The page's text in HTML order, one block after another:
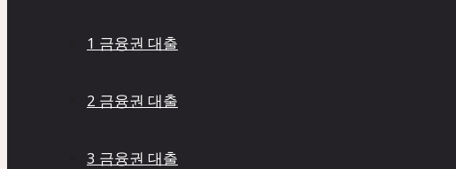
1 금융권 대출
2 금융권 대출
3 금융권 대출